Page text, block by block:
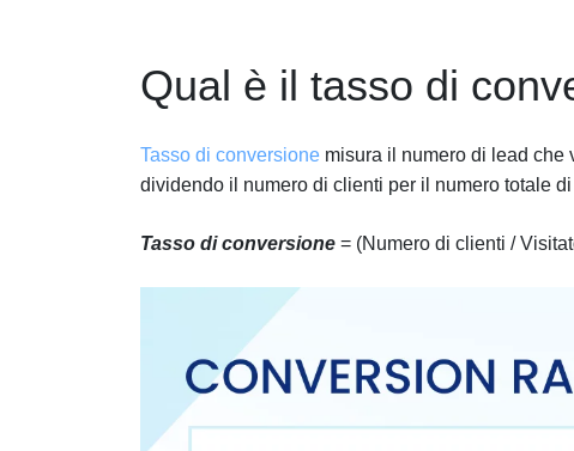
Qual è il tasso di
Tasso di conversione misura il numero di lead che
dividendo il numero di clienti per il numero totale
Tasso di conversione = (Numero di clienti /